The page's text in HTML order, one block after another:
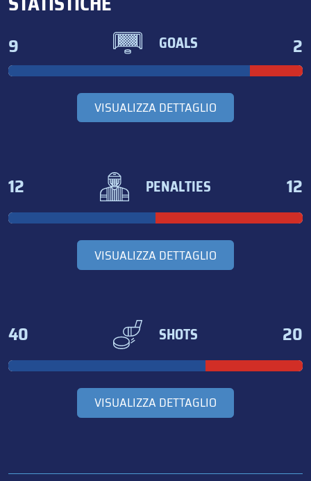
9 GOALS 2
VISUALIZZA DETTAGLIO
12 PENALTIES 12
VISUALIZZA DETTAGLIO
40 SHOTS 20
VISUALIZZA DETTAGLIO